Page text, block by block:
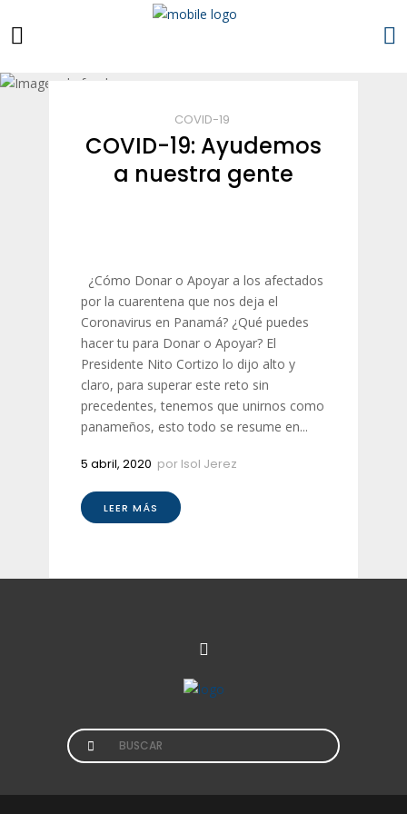
COVID-19
COVID-19: Ayudemos
a nuestra gente
¿Cómo Donar o Apoyar a los afectados
por la cuarentena que nos deja el
Coronavirus en Panamá? ¿Qué puedes
hacer tu para Donar o Apoyar? El
Presidente Nito Cortizo lo dijo alto y
claro, para superar este reto sin
precedentes, tenemos que unirnos como
panameños, esto todo se resume en...
5 abril, 2020 por Isol Jerez
LEER MÁS
Search
for: